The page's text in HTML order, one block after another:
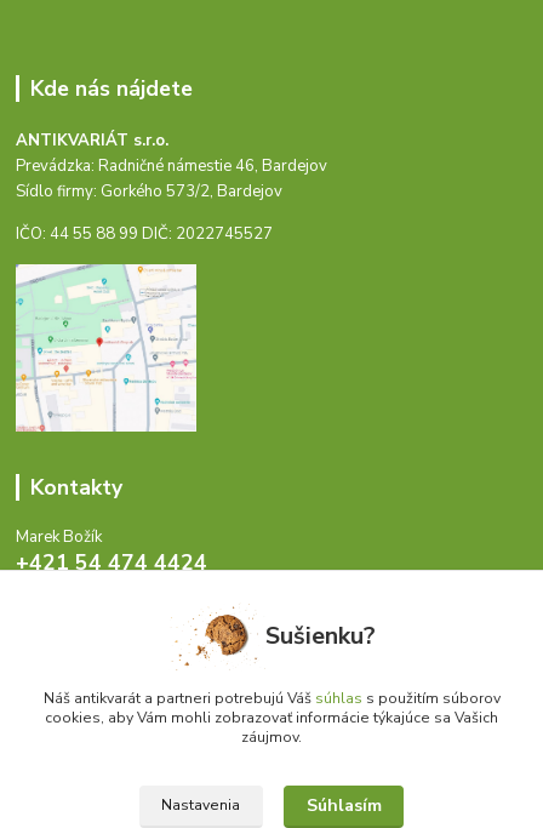
Kde nás nájdete
ANTIKVARIÁT s.r.o.
Prevádzka: Radničné námestie 46, Bardejov
Sídlo firmy: Gorkého 573/2, Bardejov
IČO: 44 55 88 99 DIČ: 2022745527
Kontakty
Marek Božík
+421 54 474 4424
info@antikvariat.sk
Upraviť zber cookies.
Sušienku?
Náš antikvarát a partneri potrebujú Váš súhlas s použitím súborov
cookies, aby Vám mohli zobrazovať informácie týkajúce sa Vašich
záujmov.
Nastavenia Súhlasím